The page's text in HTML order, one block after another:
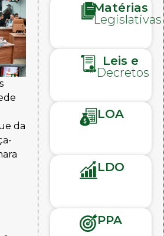
da
Matérias
Legislativas
Leis e
Decretos
LOA
LDO
PPA